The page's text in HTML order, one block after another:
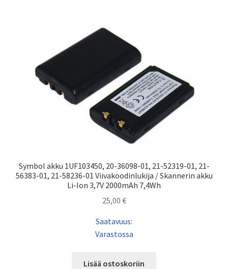
Symbol akku 1UF103450, 20-36098-01, 21-52319-01, 21-
56383-01, 21-58236-01 Viivakoodinlukija / Skannerin akku
Li-Ion 3,7V 2000mAh 7,4Wh
25,00 €
Saatavuus:
Varastossa
Lisää ostoskoriin